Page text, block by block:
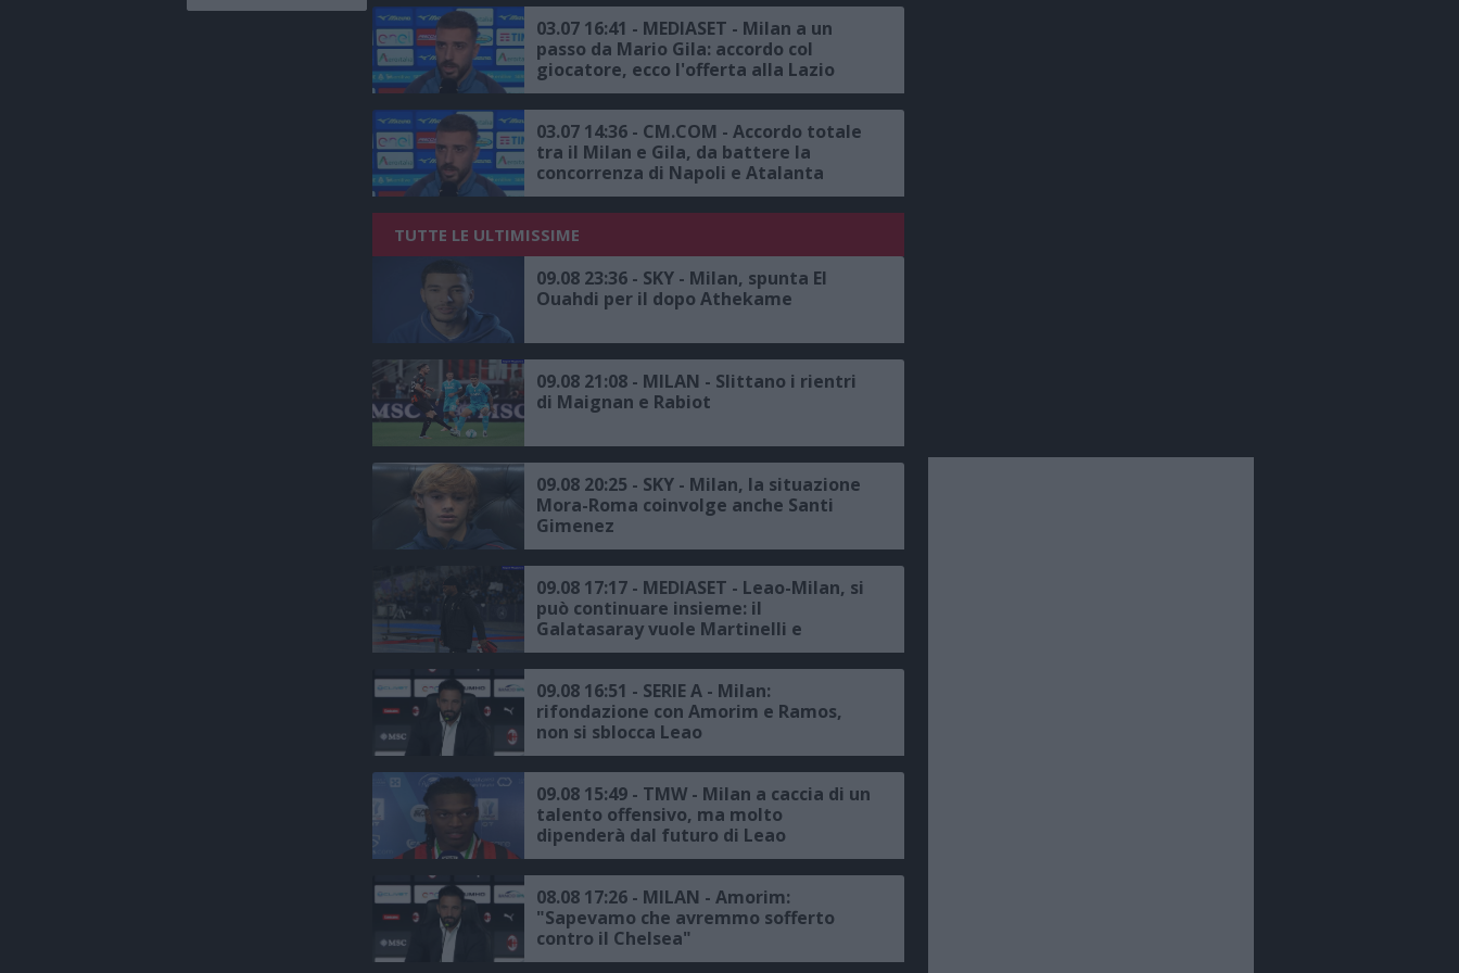
03.07 16:41 - MEDIASET - Milan a un
passo da Mario Gila: accordo col
giocatore, ecco l'offerta alla Lazio
03.07 14:36 - CM.COM - Accordo totale
tra il Milan e Gila, da battere la
concorrenza di Napoli e Atalanta
TUTTE LE ULTIMISSIME
09.08 23:36 - SKY - Milan, spunta El
Ouahdi per il dopo Athekame
09.08 21:08 - MILAN - Slittano i rientri
di Maignan e Rabiot
09.08 20:25 - SKY - Milan, la situazione
Mora-Roma coinvolge anche Santi
Gimenez
09.08 17:17 - MEDIASET - Leao-Milan, si
può continuare insieme: il
Galatasaray vuole Martinelli e
allontana Rafa
09.08 16:51 - SERIE A - Milan:
rifondazione con Amorim e Ramos,
non si sblocca Leao
09.08 15:49 - TMW - Milan a caccia di un
talento offensivo, ma molto
dipenderà dal futuro di Leao
08.08 17:26 - MILAN - Amorim:
"Sapevamo che avremmo sofferto
contro il Chelsea"